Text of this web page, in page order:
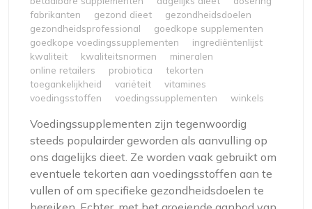
fabrikanten
gezond dieet
gezondheidsdoelen
gezondheidsprofessional
goedkope supplementen
goedkope voedingssupplementen
ingrediëntenlijst
kwaliteit
kwaliteitsnormen
mineralen
online retailers
probiotica
tekorten
toegankelijkheid
variëteit
vitamines
voedingsstoffen
voedingssupplementen winkels
Voedingssupplementen zijn tegenwoordig
steeds populairder geworden als aanvulling op
ons dagelijks dieet. Ze worden vaak gebruikt om
eventuele tekorten aan voedingsstoffen aan te
vullen of om specifieke gezondheidsdoelen te